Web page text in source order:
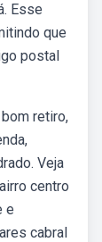
Esse
que
postal
retiro,
Veja
centro
e
cabral